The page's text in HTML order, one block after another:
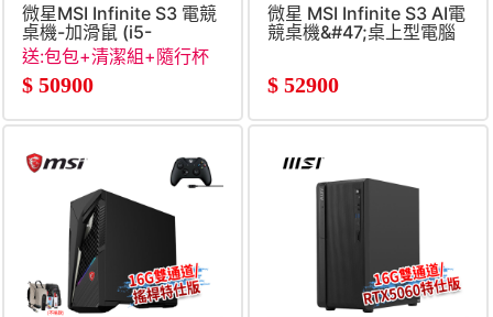
微星MSI Infinite S3 電競
桌機-加滑鼠 (i5-
14400F&#47;16G&#47;1T
SSD&#47;RTX5060-
8G&#47;Win11)
送:包包+清潔組+隨行杯
+RJ45轉接線
$ 50900
微星 MSI Infinite S3 AI電
競桌機&#47;桌上型電腦
SSD&#47;RTX5060-
$ 52900